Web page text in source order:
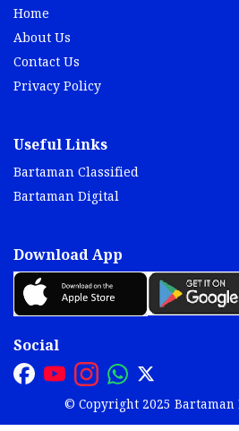
Home
About Us
Contact Us
Privacy Policy
Useful Links
Bartaman Classified
Bartaman Digital
Download App
Social
© Copyright 2025